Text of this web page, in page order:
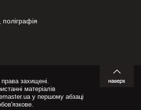
захищені.
матеріалів
у першому абзаці